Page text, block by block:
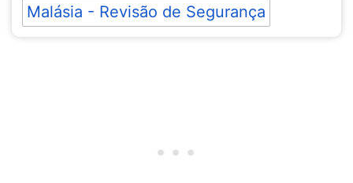
Malásia - Revisão de Segurança